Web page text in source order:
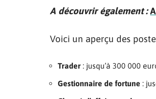
A découvrir également :
Voici un aperçu des
Trader : jusqu’à 300 000
Gestionnaire de fortune :